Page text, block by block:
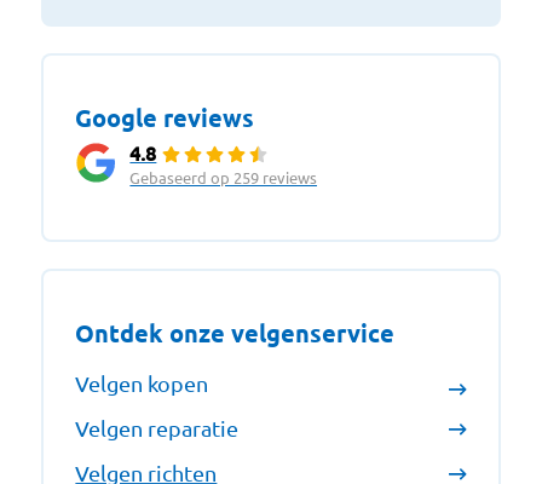
Google reviews
4.8
Gebaseerd op 259 reviews
Ontdek onze velgenservice
Velgen kopen
Velgen reparatie
Velgen richten